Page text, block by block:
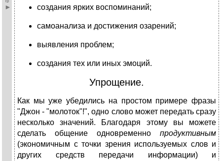
создания ярких воспоминаний;
самоанализа и достижения озарений;
выявления проблем;
создания тех или иных эмоций.
Упрощение.
Как мы уже убедились на простом примере фразы
"Джон - "молоток"!", одно слово может передать сразу
несколько значений. Благодаря этому вы можете
сделать общение одновременно продуктивным
(экономичным с точки зрения используемых слов и
других средств передачи информации) и